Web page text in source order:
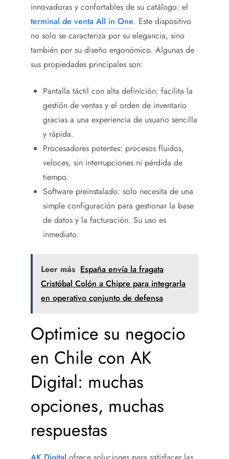
innovadoras y confortables de su catálogo: el
terminal de venta All in One. Este dispositivo
no solo se caracteriza por su elegancia, sino
también por su diseño ergonómico. Algunas de
sus propiedades principales son:
Pantalla táctil con alta definición: facilita la
gestión de ventas y el orden de inventario
gracias a una experiencia de usuario sencilla
y rápida.
Procesadores potentes: procesos fluidos,
veloces, sin interrupciones ni pérdida de
tiempo.
Software preinstalado: solo necesita de una
simple configuración para gestionar la base
de datos y la facturación. Su uso es
inmediato.
Leer más España envía la fragata
Cristóbal Colón a Chipre para integrarla
en operativo conjunto de defensa
Optimice su negocio
en Chile con AK
Digital: muchas
opciones, muchas
respuestas